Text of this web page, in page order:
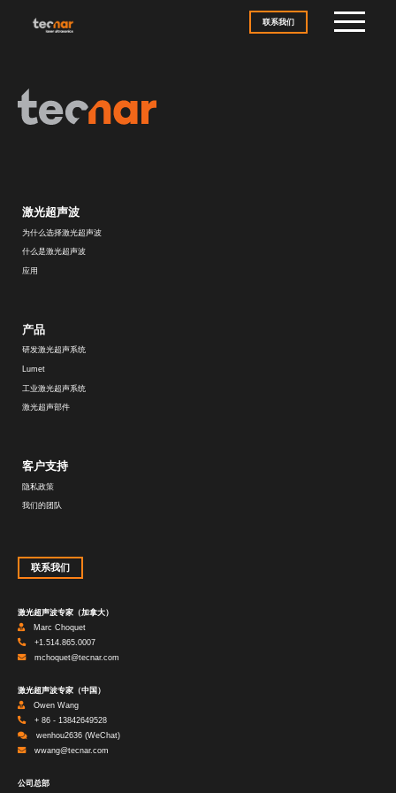
联系我们
激光超声波
为什么选择激光超声波
什么是激光超声波
应用
产品
研发激光超声系统
Lumet
工业激光超声系统
激光超声部件
客户支持
隐私政策
我们的团队
联系我们
激光超声波专家（加拿大）
Marc Choquet
+1.514.865.0007
mchoquet@tecnar.com
激光超声波专家（中国）
Owen Wang
+ 86 - 13842649528
wenhou2636 (WeChat)
wwang@tecnar.com
公司总部